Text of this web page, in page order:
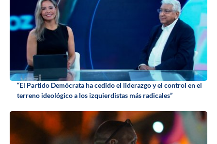
“El Partido Demócrata ha cedido el liderazgo y el control en el
terreno ideológico a los izquierdistas más radicales”